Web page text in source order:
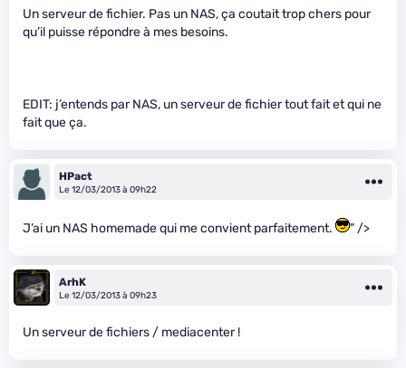
Un serveur de fichier. Pas un NAS, ça coutait trop chers pour
qu’il puisse répondre à mes besoins.
EDIT: j’entends par NAS, un serveur de fichier tout fait et qui ne
fait que ça.
HPact
Le 12/03/2013 à 09h22
J’ai un NAS homemade qui me convient parfaitement. " />
ArhK
Le 12/03/2013 à 09h23
Un serveur de fichiers / mediacenter !